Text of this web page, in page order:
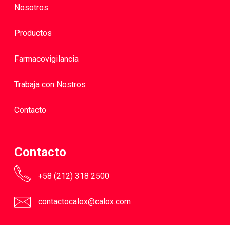
Nosotros
Productos
Farmacovigilancia
Trabaja con Nostros
Contacto
Contacto
+58 (212) 318 2500
contactocalox@calox.com